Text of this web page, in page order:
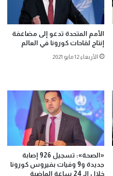
الأمم المتحدة تدعو إلى مضاعفة
إنتاج لقاحات كورونا في العالم
الأربعاء 12 مايو 2021
«الصحة»: تسجيل 926 إصابة
جديدة و9 وفيات بفيروس كورونا
خلال الـ 24 ساعة الماضية